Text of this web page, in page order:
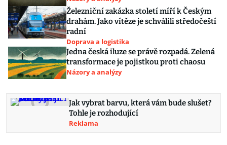
Železniční zakázka století míří k Českým
drahám. Jako vítěze je schválili středočeští
radní
Doprava a logistika
Jedna česká iluze se právě rozpadá. Zelená
transformace je pojistkou proti chaosu
Názory a analýzy
Jak vybrat barvu, která vám bude slušet?
Tohle je rozhodující
Reklama